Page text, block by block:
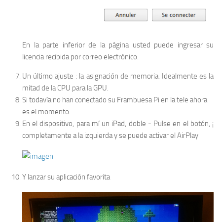
En la parte inferior de la página usted puede ingresar su
licencia recibida por correo electrónico.
Un último ajuste : la asignación de memoria. Idealmente es la
mitad de la CPU para la GPU.
Si todavía no han conectado su Frambuesa Pi en la tele ahora
es el momento.
En el dispositivo, para mí un iPad, doble - Pulse en el botón, ¡
completamente a la izquierda y se puede activar el AirPlay
Y lanzar su aplicación favorita